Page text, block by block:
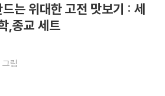
는 위대한 고전 맛보기 : 세
,종교 세트
그림